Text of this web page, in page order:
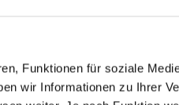
Funktionen für soziale
wir Informationen zu Ihrer